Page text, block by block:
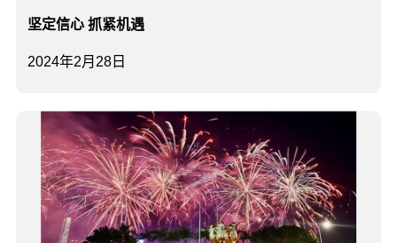
2024年2月28日
坚定信心 抓紧机遇